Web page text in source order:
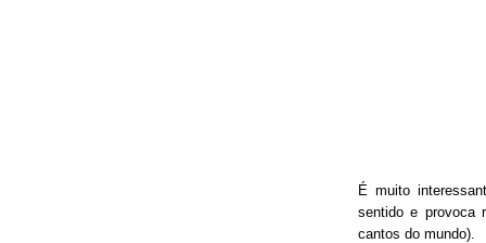
É muito
sentido e provoca
cantos do mundo).